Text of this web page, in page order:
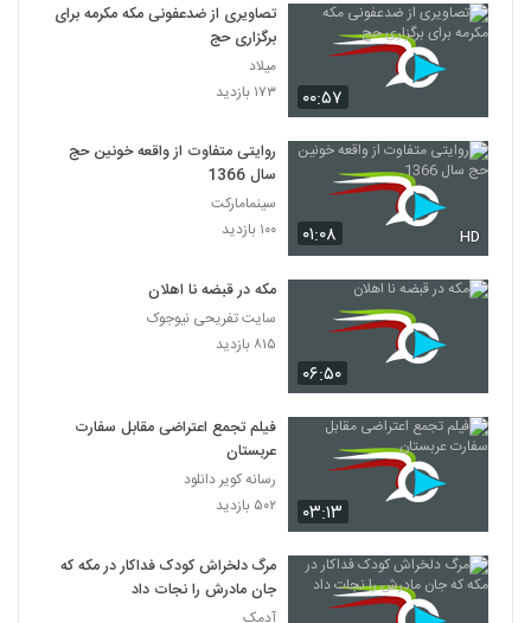
۰۰:۵۷
تصاویری از ضدعفونی مکه مکرمه برای
برگزاری حج
میلاد
۱۷۳ بازدید
۰۱:۰۸ HD
روایتی متفاوت از واقعه خونین حج
سال 1366
سینمامارکت
۱۰۰ بازدید
۰۶:۵۰
مکه در قبضه نا اهلان
سایت تفریحی نیوجوک
۸۱۵ بازدید
۰۳:۱۳
فیلم تجمع اعتراضی مقابل سفارت
عربستان
رسانه کویر دانلود
۵۰۲ بازدید
مرگ دلخراش کودک فداکار در مکه که
جان مادرش را نجات داد
آدمک